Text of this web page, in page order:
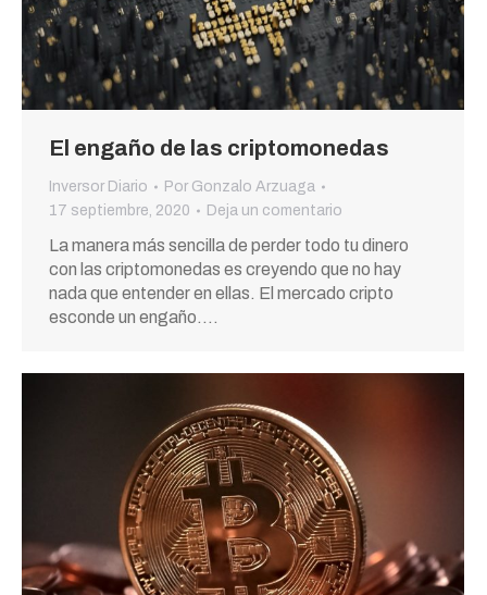
El engaño de las criptomonedas
Inversor Diario Por Gonzalo Arzuaga
17 septiembre, 2020
Deja un comentario
La manera más sencilla de perder todo tu dinero
con las criptomonedas es creyendo que no hay
nada que entender en ellas. El mercado cripto
esconde un engaño.…